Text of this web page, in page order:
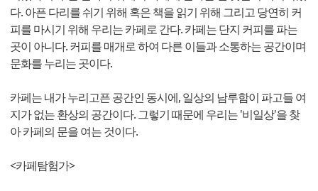
다. 아픈 다리를 쉬기 위해 혹은 책을 읽기 위해 그리고 당연히 커
피를 마시기 위해 우리는 카페로 간다. 카페는 단지 커피를 파는
곳이 아니다. 커피를 매개로 하여 다른 이들과 소통하는 공간이며
문화를 누리는 곳이다.
카페는 내가 누리고픈 공간인 동시에, 일상의 남루함이 파고들 여
지가 없는 환상의 공간이다. 그렇기 때문에 우리는 '비일상'을 찾
아 카페의 문을 여는 것이다.
<카페탐험가>